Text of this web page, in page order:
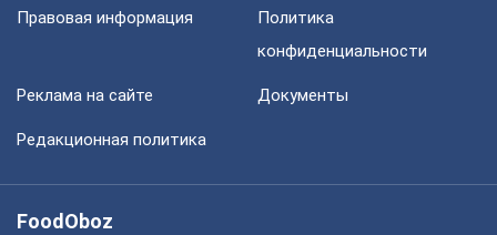
Правовая информация
Политика
конфиденциальности
Реклама на сайте Документы
Редакционная политика
FoodOboz